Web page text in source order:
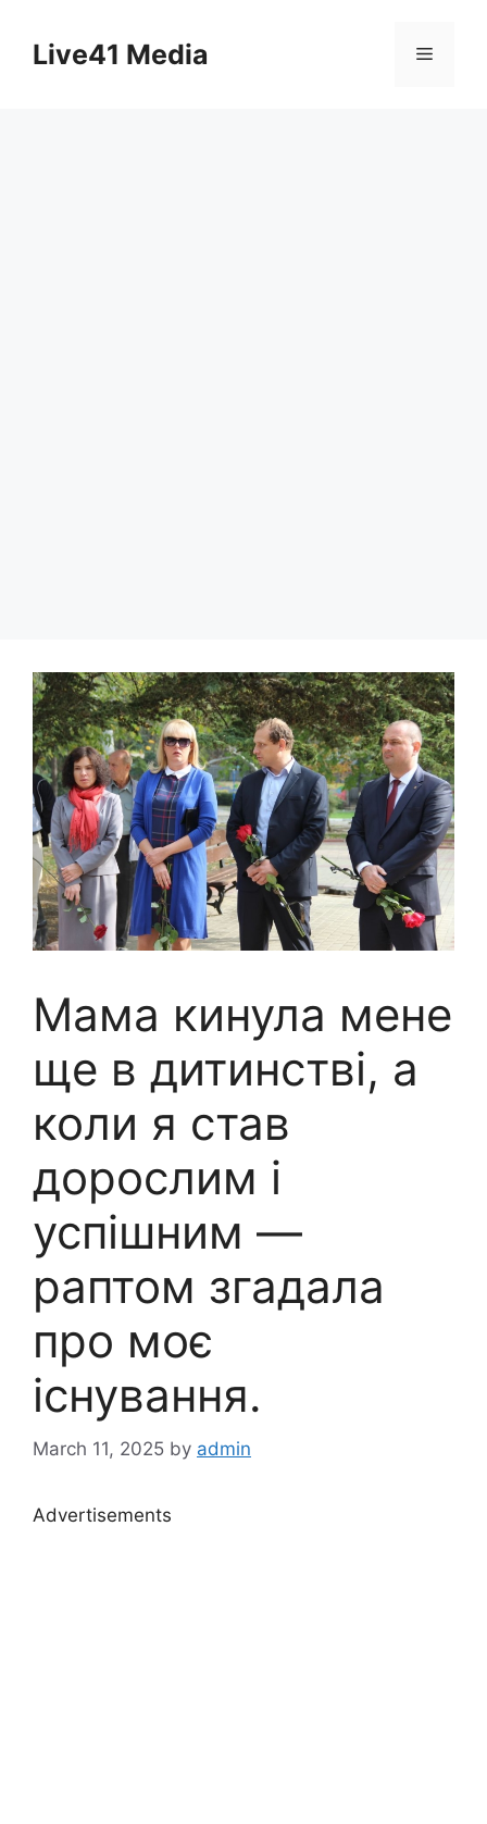
contentLive41 Media Menu
Мама кинула мене
ще в дитинстві, а
коли я став
дорослим і
успішним —
раптом згадала
про моє
існування.
March 11, 2025 by admin
Advertisements